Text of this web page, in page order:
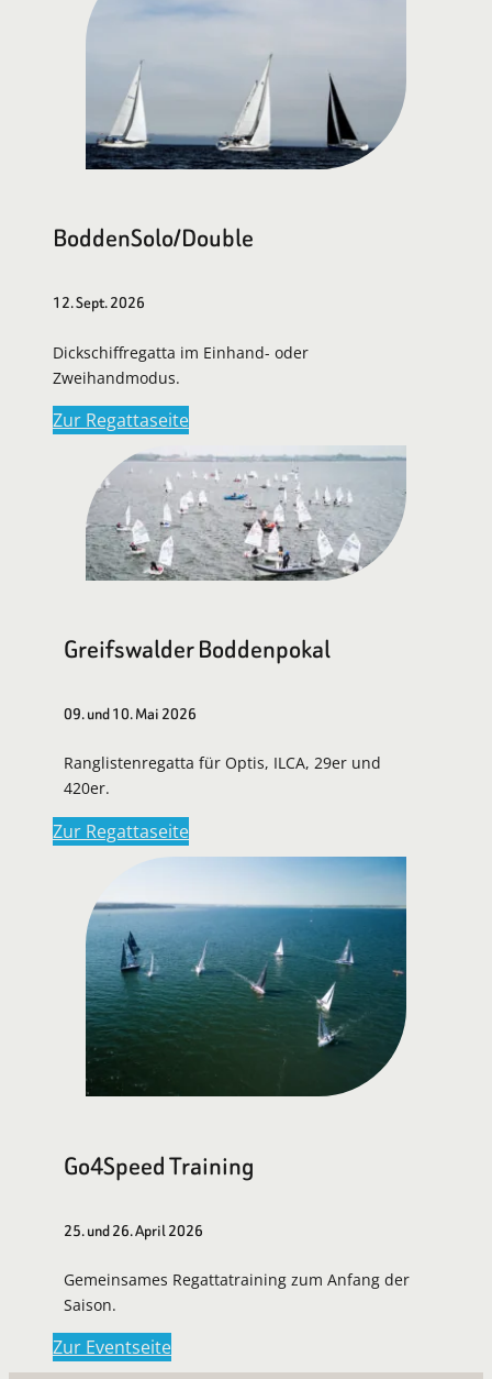
BoddenSolo/Double
12. Sept. 2026
Dickschiffregatta im Einhand- oder
Zweihandmodus.
Zur Regattaseite
Greifswalder Boddenpokal
09. und 10. Mai 2026
Ranglistenregatta für Optis, ILCA, 29er und
420er.
Zur Regattaseite
Go4Speed Training
25. und 26. April 2026
Gemeinsames Regattatraining zum Anfang der
Saison.
Zur Eventseite